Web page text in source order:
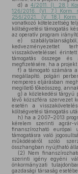
d) a4/2011. (I. 28.)
126/2016. (VI. 7.) Korm.
256/2021. (V. 18.)
vonatkozó kötelezettség
költségvetési támogatás
az operatív program
e)
kedvezményezettet
visszaköveteléssel
támogatás összege
megfizetésére, ha a
f) a támogató számára
megállapító, polgári
nemperes eljárásban
megillető tőkeösszeg,
g) a közlekedési tárgyú
lévő közszféra szervezet
esetén a
költségvetési támogatás
h) ha a 2007–2013
kérelem szerinti agrár-
finanszírozható európai
támogatásra való
működéséről szóló
összhangban nyújtható
(2) Nem
szerinti igény egyéni
önkormányzati
gazdasági társaság